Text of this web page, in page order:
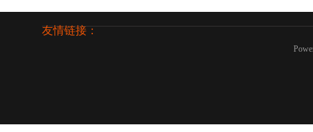
友情链接：